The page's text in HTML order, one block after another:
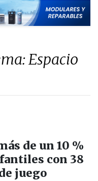
Espacio
de un 10 %
con 38
juego